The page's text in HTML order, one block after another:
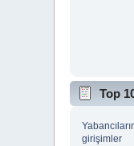
Top
girişimler